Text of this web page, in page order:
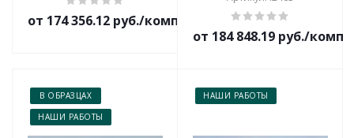
от 174 356.12 руб./комплект
от 184 848.19 руб./
В ОБРАЗЦАХ
НАШИ РАБОТЫ
НАШИ РАБОТЫ